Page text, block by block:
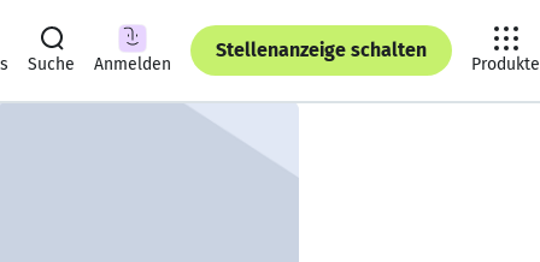
Suche Anmelden
Stellenanzeige schalten
Produkte